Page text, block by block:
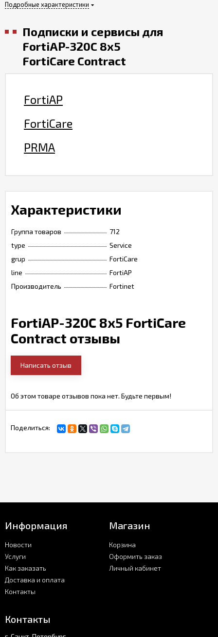
Подробные характеристики
Подписки и сервисы для
FortiAP-320C 8x5
FortiCare Contract
FortiAP
FortiCare
PRMA
Характеристики
Группа товаров
712
type
Service
grup
FortiCare
line
FortiAP
Производитель
Fortinet
FortiAP-320C 8x5 FortiCare
Contract отзывы
Написать отзыв
Об этом товаре отзывов пока нет. Будьте первым!
Поделиться:
Информация
Новости
Услуги
Как заказать
Доставка и оплата
Контакты
Магазин
Корзина
Оформить заказ
Личный кабинет
Контакты